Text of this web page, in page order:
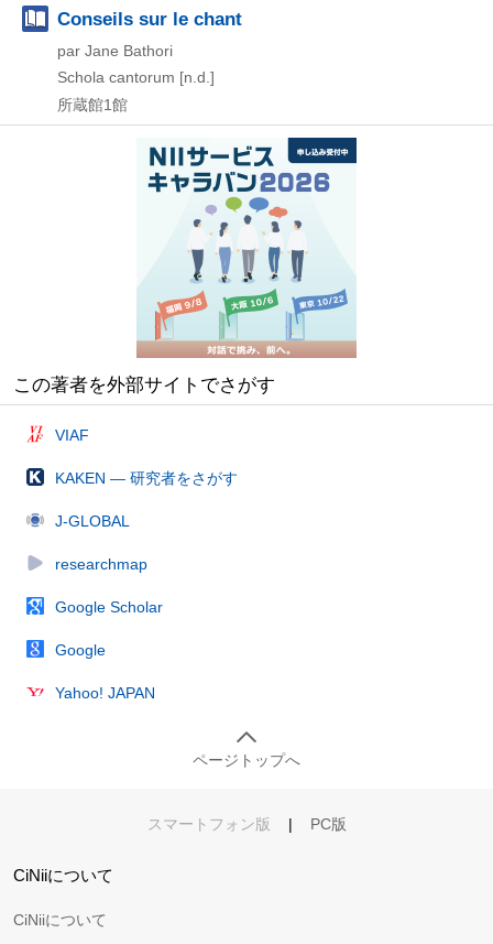
Conseils sur le chant
par Jane Bathori
Schola cantorum [n.d.]
所蔵館1館
この著者を外部サイトでさがす
VIAF
KAKEN — 研究者をさがす
J-GLOBAL
researchmap
Google Scholar
Google
Yahoo! JAPAN
ページトップへ
スマートフォン版 | PC版
CiNiiについて
CiNiiについて